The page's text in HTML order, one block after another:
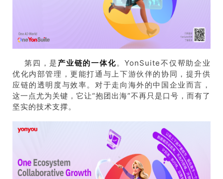
第四，是 产业链的一体化。YonSuite不仅帮助企业
优化内部管理，更能打通与上下游伙伴的协同，提升供
应链的透明度与效率。对于走向海外的中国企业而言，
这一点尤为关键，它让“抱团出海”不再只是口号，而有了
坚实的技术支撑。